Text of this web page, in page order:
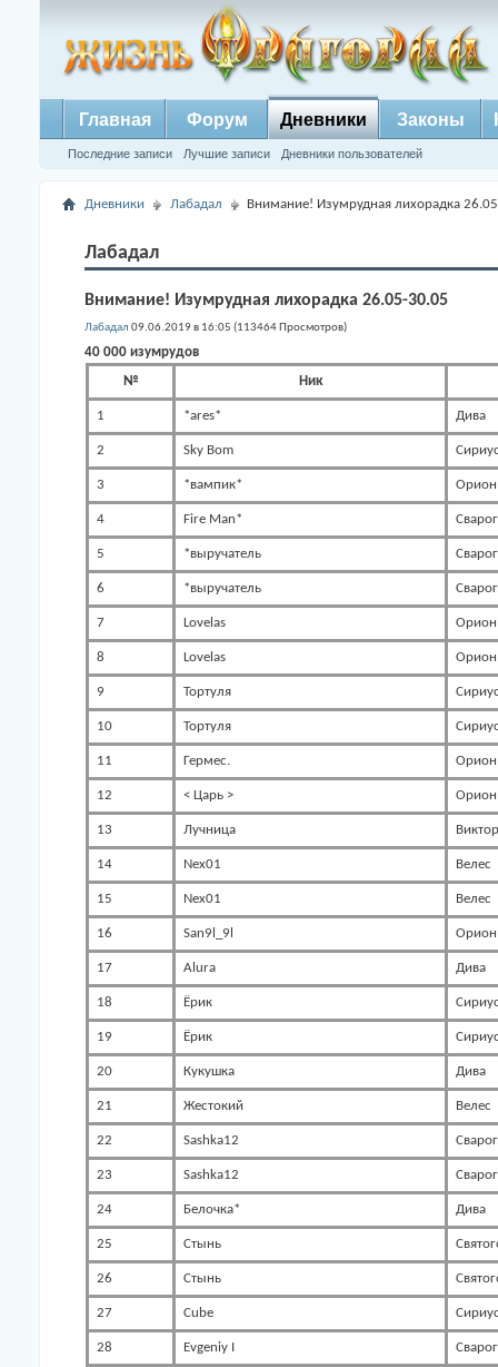
Главная Форум Дневники
Последние записи Лучшие записи Дневники пользователей
Законы
Дневники Лабадал Внимание! Изумрудная лихорадка
Лабадал
Внимание! Изумрудная лихорадка 26.05-30.05
Лабадал 09.06.2019 в 16:05 (113464 Просмотров)
40 000 изумрудов
№
Ник
1 *ares* Дива
2 Sky Bom Сириус
3 *вампик* Орион
4 Fire Man* Сварог
5 *выручатель Сварог
6 *выручатель Сварог
7 Lovelas Орион
8 Lovelas Орион
9 Тортуля Сириус
10 Тортуля Сириус
11 Гермес. Орион
12 < Царь > Орион
13 Лучница
14 Nex01 Велес
15 Nex01 Велес
16 San9l_9l Орион
17 Alura Дива
18 Ёрик Сириус
19 Ёрик Сириус
20 Кукушка Дива
21 Жестокий Велес
22 Sashka12 Сварог
23 Sashka12 Сварог
24 Белочка* Дива
25 Стынь
26 Стынь
27 Cube Сириус
28 Evgeniy I Сварог